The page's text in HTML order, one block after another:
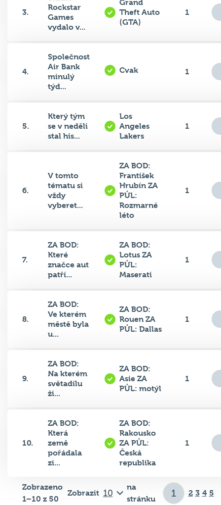
3.
Rockstar
Games
vydalo v...
Grand
Theft Auto
(GTA)
1
4.
Společnost
Air Bank
minulý
týd...
Cvak 1
5.
Který tým
se v neděli
stal his...
Los
Angeles
Lakers
1
6.
V tomto
tématu si
vždy
vyberet...
ZA BOD:
František
Hrubín ZA
PŮL:
Rozmarné
léto
1
7.
ZA BOD:
Které
značce aut
patří...
ZA BOD:
Lotus ZA
PŮL:
Maserati
1
8.
ZA BOD:
Ve kterém
městě byla
u...
ZA BOD:
Rouen ZA
PŮL: Dallas
1
9.
ZA BOD:
Na kterém
světadílu
ži...
ZA BOD:
Asie ZA
PŮL: motýl
1
10.
ZA BOD:
Která
země
pořádala
zi...
ZA BOD:
Rakousko
ZA PŮL:
Česká
republika
1
Zobrazeno
1–10 z 50
Zobrazit
na
stránku
2 3 4 5